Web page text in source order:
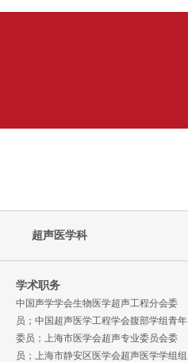
超声医学科
学术职务
中国声学学会生物医学超声工程分会委
员；中国超声医学工程学会腹部学组青年
委员；上海市医学会超声专业委员会委
员；上海市静安区医学会超声医学学组组